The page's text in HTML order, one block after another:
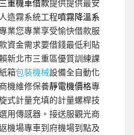
三重機車借款提供提供最安
造霧系統工程噴霧降溫系
業您專業享受愉快借款服
資金需求要借錢最低利貼
新北市三重區優質訓練課
箱包裝機械設備全自動化
機維修保養靜電機價格專
式計量充填的計量螺桿技
用傳感器。接送服觀光商
機場專車到府機場到點及